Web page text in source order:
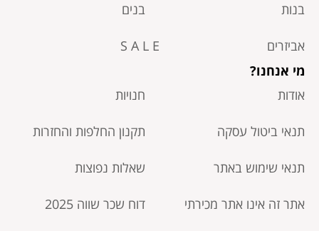
בנות בנים
אביזרים
S A L E
מי אנחנו?
אודות
חנויות
תנאי ביטול עסקה​ תקנון החלפות והחזרות
תנאי שימוש באתר שאלות נפוצות
אתר זה אינו אתר מכירתי דוח שכר שווה 2025